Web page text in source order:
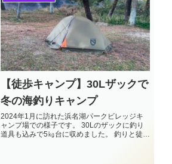
【徒歩キャンプ】30Lザックで
冬の海釣りキャンプ
2024年1月に訪れた浜名湖パークビレッジキ
ャンプ場での様子です。 30Lのザックに釣り
道具も込みで5㎏台に収めました。 釣りと徒歩